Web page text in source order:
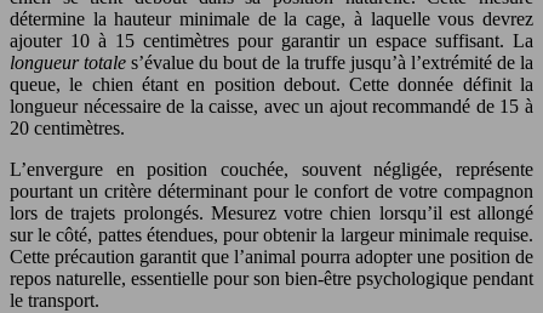
détermine la hauteur minimale de la cage, à laquelle vous devrez
ajouter 10 à 15 centimètres pour garantir un espace suffisant. La
longueur totale s’évalue du bout de la truffe jusqu’à l’extrémité de la
queue, le chien étant en position debout. Cette donnée définit la
longueur nécessaire de la caisse, avec un ajout recommandé de 15 à
20 centimètres.
L’envergure en position couchée, souvent négligée, représente
pourtant un critère déterminant pour le confort de votre compagnon
lors de trajets prolongés. Mesurez votre chien lorsqu’il est allongé
sur le côté, pattes étendues, pour obtenir la largeur minimale requise.
Cette précaution garantit que l’animal pourra adopter une position de
repos naturelle, essentielle pour son bien-être psychologique pendant
le transport.